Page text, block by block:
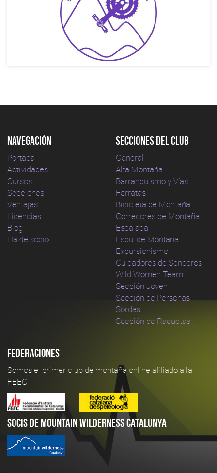
Navegación
Portada
Actividades
Cursos
Secciones
Ventajas
Licencias
Blog
Hazte socio
Secciones del club
General
Alta Montaña
Barranquismo y Vías
Ferratas
Bicicleta de Montaña
Corredores de Montaña
Escalada
Esquí de Montaña
Excursionismo
Cuidadores de Senderos
Wild Women Team
Sección Joven
Sección de Personas
Sordas
Sección de Raquetas
Federaciones
Somos el primer club de montaña online afiliado a la
FEEC.
Socis de Mountain Wilderness Catalunya